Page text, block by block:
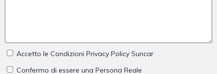
Accetto le Condizioni Privacy Policy Suncar
Confermo di essere una Persona Reale